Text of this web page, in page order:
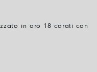
in oro 18 carati con